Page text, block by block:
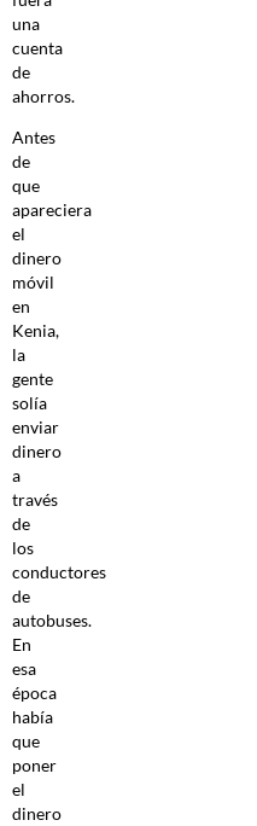
una
cuenta
de
ahorros.
Antes
de
que
apareciera
el
dinero
móvil
en
Kenia,
la
gente
solía
enviar
dinero
a
través
de
los
conductores
de
autobuses.
En
esa
época
había
que
poner
el
dinero